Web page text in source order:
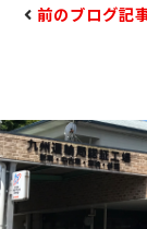
前のブログ記